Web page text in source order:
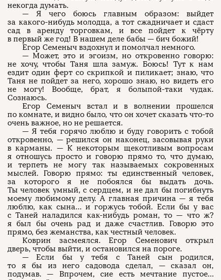
некогда думать.
— Я чего боюсь главным образом: выйдет
за какого-нибудь молодца, а тот сжадничает и сдаст
сад в аренду торговкам, и все пойдет к чёрту
в первый же год! В нашем деле бабы — бич божий!
Егор Семеныч вздохнул и помолчал немного.
— Может, это и эгоизм, но откровенно говорю:
не хочу, чтобы Таня шла замуж. Боюсь! Тут к нам
ездит один ферт со скрипкой и пиликает; знаю, что
Таня не пойдет за него, хорошо знаю, но видеть его
не могу! Вообще, брат, я болыпой-таки чудак.
Сознаюсь.
Егор Семеныч встал и в волнении прошелся
по комнате, и видно было, что он хочет сказать что-то
очень важное, но не решается.
— Я тебя горячо люблю и буду говорить с тобой
откровенно, — решился он наконец, засовывая руки
в карманы. — К некоторым щекотливым вопросам
я отношусь просто и говорю прямо то, что думаю,
и терпеть не могу так называемых сокровенных
мыслей. Говорю прямо: ты единственный человек,
за которого я не побоялся бы выдать дочь.
Ты человек умный, с сердцем, и не дал бы погибнуть
моему любимому делу. А главная причина — я тебя
люблю, как сына… и горжусь тобой. Если бы у вас
с Таней наладился как-нибудь роман, то — что ж?
я был бы очень рад и даже счастлив. Говорю это
прямо, без жеманства, как честный человек.
Коврин засмеялся. Егор Семенович открыл
дверь, чтобы выйти, и остановился на пороге.
— Если бы у тебя с Таней сын родился,
то я бы из него садовода сделал, — сказал он,
подумав. — Впрочем, сие есть мечтание пустое…